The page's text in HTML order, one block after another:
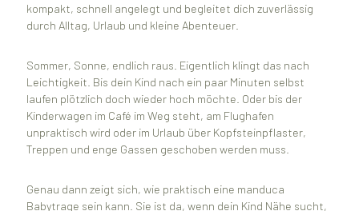
kompakt, schnell angelegt und begleitet dich zuverlässig
durch Alltag, Urlaub und kleine Abenteuer.
Sommer, Sonne, endlich raus. Eigentlich klingt das nach
Leichtigkeit. Bis dein Kind nach ein paar Minuten selbst
laufen plötzlich doch wieder hoch möchte. Oder bis der
Kinderwagen im Café im Weg steht, am Flughafen
unpraktisch wird oder im Urlaub über Kopfsteinpflaster,
Treppen und enge Gassen geschoben werden muss.
Genau dann zeigt sich, wie praktisch eine manduca
Babytrage sein kann. Sie ist da, wenn dein Kind Nähe sucht,